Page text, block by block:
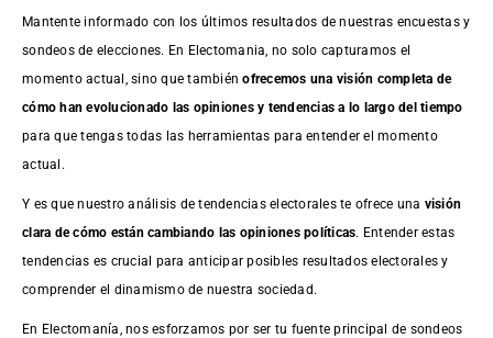
Mantente informado con los últimos resultados de nuestras encuestasy
sondeos de elecciones. En Electomania, no solo capturamos el
momento actual, sino que tambiénofrecemos una visión completa de
cómo han evolucionado las opiniones y tendencias a lo largo del tiempo
para que tengas todas las herramientas para entender el momento
actual.
Y es que nuestro análisis de tendencias electorales te ofrece una visión
clara de cómo están cambiando las opiniones políticas. Entender estas
tendencias es crucial para anticipar posibles resultados electorales y
comprender el dinamismo de nuestra sociedad.
En Electomanía, nos esforzamos por ser tu fuente principal de sondeos